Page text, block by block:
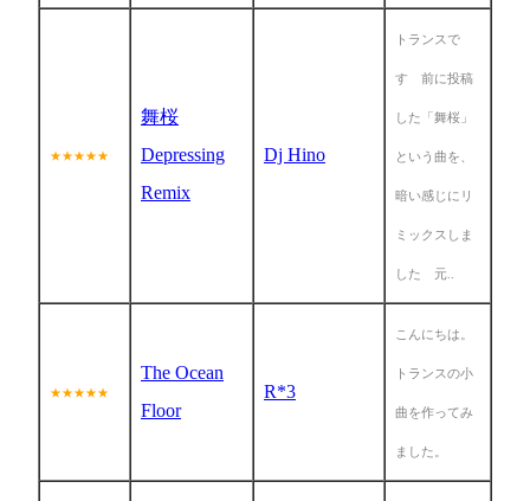
★★★★★
舞桜
Depressing
Remix
Dj Hino
トランスで
す 前に投稿
した「舞桜」
という曲を、
暗い感じにリ
ミックスしま
した 元..
★★★★★
The Ocean
Floor
R*3
こんにちは。
トランスの小
曲を作ってみ
ました。